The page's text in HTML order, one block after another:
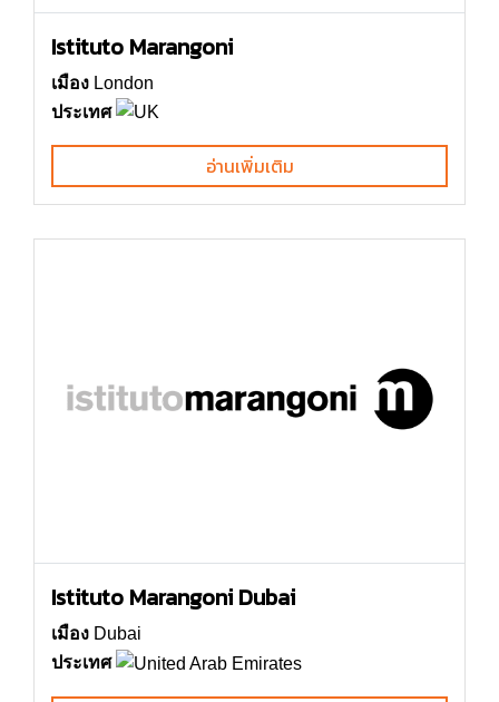
Istituto Marangoni
เมือง London
ประเทศ
อ่านเพิ่มเติม
Istituto Marangoni Dubai
เมือง Dubai
ประเทศ